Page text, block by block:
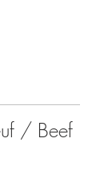
/ Beef